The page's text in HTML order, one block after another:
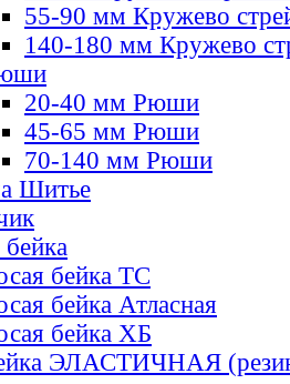
55-90 мм Кружево
140-180 мм Кружево
20-40 мм Рюши
45-65 мм Рюши
70-140 мм Рюши
Шитье
бейка ТС
бейка Атласная
бейка ХБ
ЭЛАСТИЧНАЯ